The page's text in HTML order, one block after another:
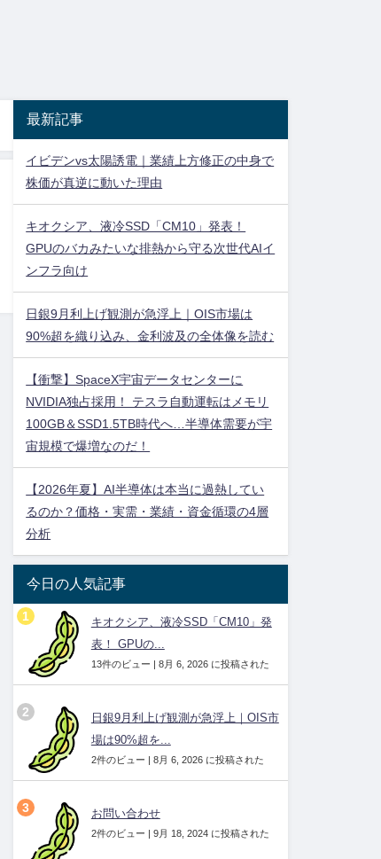
最新記事
イビデンvs太陽誘電｜業績上方修正の中身で
株価が真逆に動いた理由
キオクシア、液冷SSD「CM10」発表！
GPUのバカみたいな排熱から守る次世代AIイ
ンフラ向け
日銀9月利上げ観測が急浮上｜OIS市場は
90%超を織り込み、金利波及の全体像を読む
【衝撃】SpaceX宇宙データセンターに
NVIDIA独占採用！ テスラ自動運転はメモリ
100GB＆SSD1.5TB時代へ…半導体需要が宇
宙規模で爆増なのだ！
【2026年夏】AI半導体は本当に過熱してい
るのか？価格・実需・業績・資金循環の4層
分析
今日の人気記事
キオクシア、液冷SSD「CM10」発
表！ GPUの...
13件のビュー | 8月 6, 2026 に投稿された
日銀9月利上げ観測が急浮上｜OIS市
場は90%超を...
2件のビュー | 8月 6, 2026 に投稿された
お問い合わせ
2件のビュー | 9月 18, 2024 に投稿された